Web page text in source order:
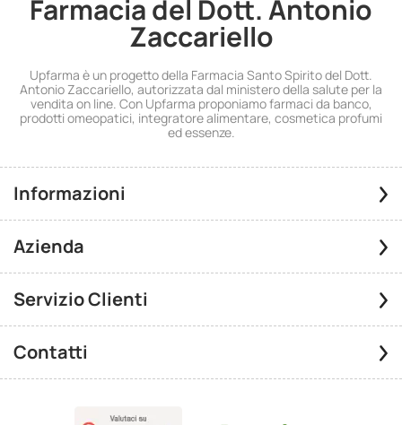
Farmacia del Dott. Antonio
Zaccariello
Upfarma è un progetto della Farmacia Santo Spirito del Dott.
Antonio Zaccariello, autorizzata dal ministero della salute per la
vendita on line. Con Upfarma proponiamo farmaci da banco,
prodotti omeopatici, integratore alimentare, cosmetica profumi
ed essenze.
Informazioni
Azienda
Servizio Clienti
Contatti